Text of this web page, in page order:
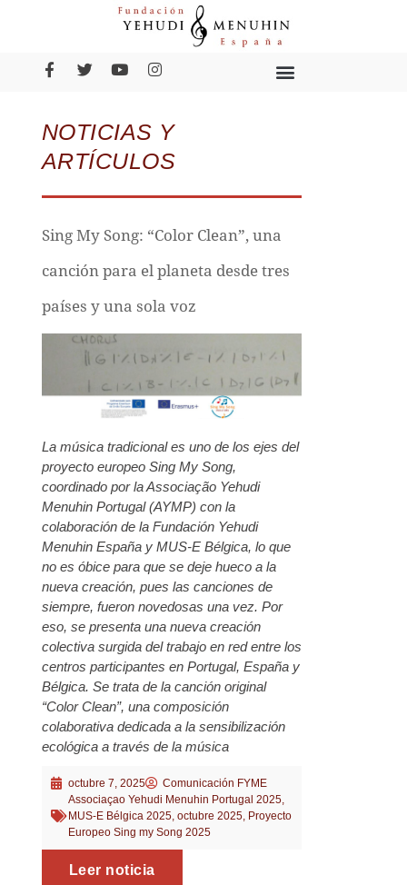
NOTICIAS Y
ARTÍCULOS
Sing My Song: “Color Clean”, una
canción para el planeta desde tres
países y una sola voz
La música tradicional es uno de los ejes del
proyecto europeo Sing My Song,
coordinado por la Associação Yehudi
Menuhin Portugal (AYMP) con la
colaboración de la Fundación Yehudi
Menuhin España y MUS-E Bélgica, lo que
no es óbice para que se deje hueco a la
nueva creación, pues las canciones de
siempre, fueron novedosas una vez. Por
eso, se presenta una nueva creación
colectiva surgida del trabajo en red entre los
centros participantes en Portugal, España y
Bélgica. Se trata de la canción original
“Color Clean”, una composición
colaborativa dedicada a la sensibilización
ecológica a través de la música
octubre 7, 2025
Comunicación FYME
Associaçao Yehudi Menuhin Portugal 2025,
MUS-E Bélgica 2025, octubre 2025, Proyecto
Europeo Sing my Song 2025
Leer noticia